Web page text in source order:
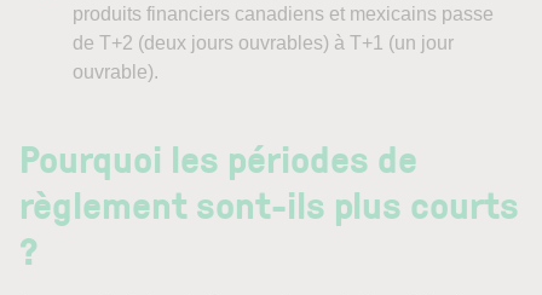
produits financiers canadiens et mexicains passe
de T+2 (deux jours ouvrables) à T+1 (un jour
ouvrable).
Pourquoi les périodes de
règlement sont-ils plus courts
?